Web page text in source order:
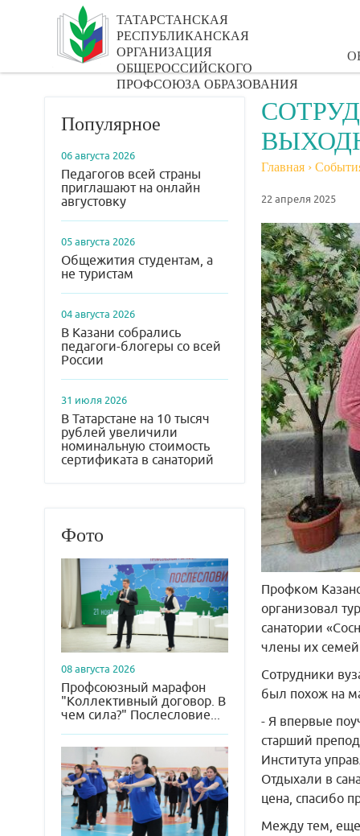
ТАТАРСТАНСКАЯ
РЕСПУБЛИКАНСКАЯ
ОРГАНИЗАЦИЯ
ОБЩЕРОССИЙСКОГО
ПРОФСОЮЗА ОБРАЗОВАНИЯ
Популярное
06 августа 2026
Педагогов всей страны
приглашают на онлайн
августовку
05 августа 2026
Общежития студентам, а
не туристам
04 августа 2026
В Казани собрались
педагоги-блогеры со всей
России
31 июля 2026
В Татарстане на 10 тысяч
рублей увеличили
номинальную стоимость
сертификата в санаторий
Фото
08 августа 2026
Профсоюзный марафон
"Коллективный договор. В
чем сила?" Послесловие...
Главная ›
22 апреля 2025
Профком
организовал
санатории
члены их
Сотрудники
был похож на
- Я впервые
старший
Института
Отдыхали в
цена, спасибо
Между тем, еще